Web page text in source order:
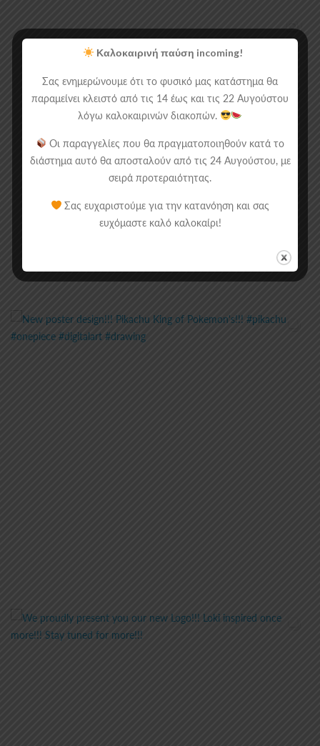
Καλοκαιρινή παύση incoming!
Σας ενημερώνουμε ότι το φυσικό μας κατάστημα θα
παραμείνει κλειστό από τις 14 έως και τις 22 Αυγούστου
λόγω καλοκαιρινών διακοπών.
Οι παραγγελίες που θα πραγματοποιηθούν κατά το
διάστημα αυτό θα αποσταλούν από τις 24 Αυγούστου, με
σειρά προτεραιότητας.
Σας ευχαριστούμε για την κατανόηση και σας
ευχόμαστε καλό καλοκαίρι!